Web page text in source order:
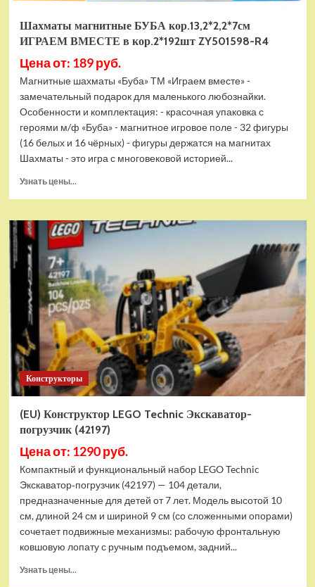
Шахматы магнитные БУБА кор.13,2*2,2*7см
ИГРАЕМ ВМЕСТЕ в кор.2*192шт ZY501598-R4
Цена от: 189 руб.
Магнитные шахматы «Буба» ТМ «Играем вместе» -
замечательный подарок для маленького любознайки.
Особенности и комплектация: - красочная упаковка с
героями м/ф «Буба» - магнитное игровое поле - 32 фигуры
(16 белых и 16 чёрных) - фигуры держатся на магнитах
Шахматы - это игра с многовековой историей...
Узнать цены...
Шахматы
магнитные
БУБА
ИГРАЕМ
ВМЕСТЕ
в
кор.2*192шт
ZY501598-
R4
Конструкторы
(EU) Конструктор LEGO Technic Экскаватор-
погрузчик (42197)
Цена от: 1290 руб.
Компактный и функциональный набор LEGO Technic
Экскаватор‑погрузчик (42197) — 104 детали,
предназначенные для детей от 7 лет. Модель высотой 10
см, длиной 24 см и шириной 9 см (со сложенными опорами)
сочетает подвижные механизмы: рабочую фронтальную
ковшовую лопату с ручным подъемом, задний...
Узнать цены...